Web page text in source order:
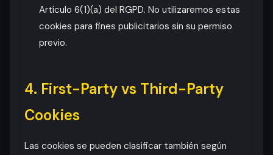
Artículo 6(1)(a) del RGPD. No utilizaremos estas
cookies para fines publicitarios sin su permiso
previo.
4. First-Party vs Third-Party
Cookies
Las cookies se pueden clasificar también según